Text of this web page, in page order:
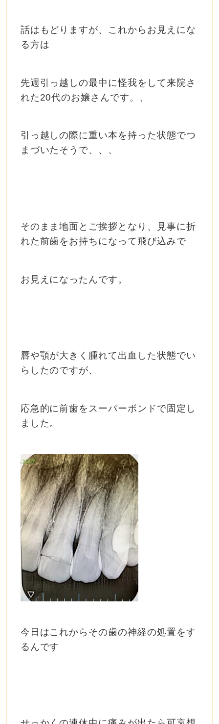
話はもどりますが、これからお見えにな
る方は
先週引っ越しの最中に怪我をして来院さ
れた20代のお嬢さんです。、
引っ越しの際に重い本を持った状態でつ
まづいたそうで、、、
そのまま地面とご挨拶となり、見事に折
れた前歯をお持ちになって飛び込みで
お見えになったんです。
唇や顎が大きく腫れて出血した状態でい
らしたのですが、
応急的に前歯をスーパーボンドで固定し
ました。
今日はこれからその歯の神経の処置をす
るんです